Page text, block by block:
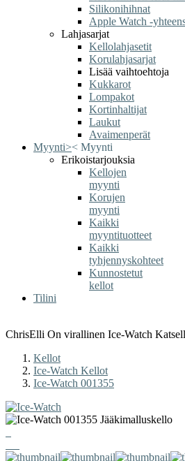
Silikonihihnat
Apple Watch -
Lahjasarjat
Kellolahjasetit
Korulahjasarjat
Lisää vaihtoehtoja
Kukkarot
Lompakot
Kortinhaltijat
Laukut
Avaimenperät
Myynti>< Myynti
Erikoistarjouksia
Kellojen
myynti
Korujen
myynti
Kaikki
myyntituotteet
Kaikki
tyhjennyskohteet
Kunnostetut
kellot
Tilini
ChrisElli On virallinen Ice-Watch
Kellot
Ice-Watch Kellot
Ice-Watch 001355